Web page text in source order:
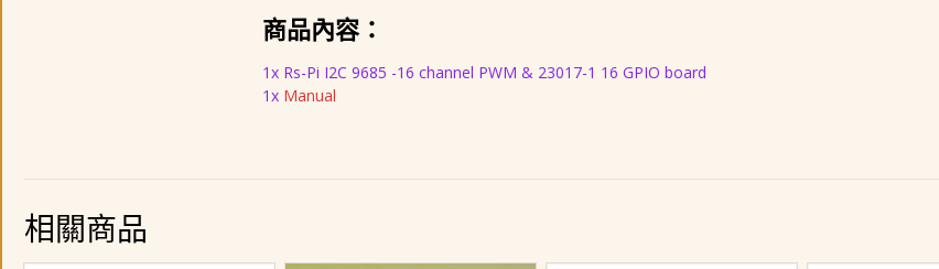
商品內容：
1x Rs-Pi I2C 9685 -16 channel PWM & 23017-1 16 GPIO board
1x Manual
相關商品